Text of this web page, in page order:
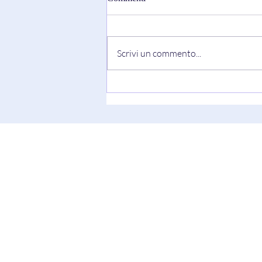
Scrivi un commento...